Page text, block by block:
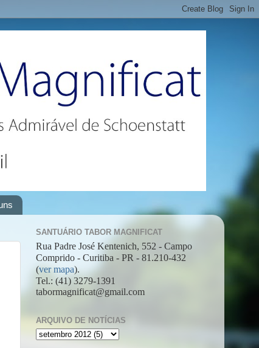
SANTUÁRIO TABOR MAGNIFICAT
Rua Padre José Kentenich, 552 - Campo
Comprido - Curitiba - PR - 81.210-432
(ver mapa).
Tel.: (41) 3279-1391
tabormagnificat@gmail.com
ARQUIVO DE NOTÍCIAS